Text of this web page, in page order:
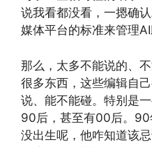
说我看都没看，一摁确
媒体平台的标准来管理AI
那么，太多不能说的、
很多东西，这些编辑自
说、能不能碰。特别是
90后，甚至有00后。
没出生呢，他咋知道该